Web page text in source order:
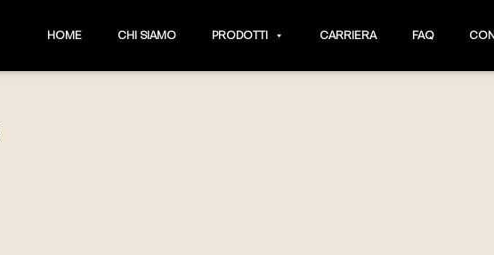
HOME CHI SIAMO PRODOTTI CARRIERA FAQ